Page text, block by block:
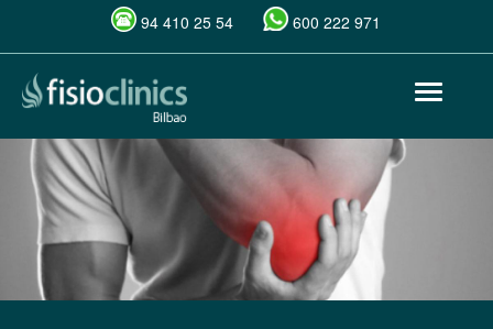
Pasar
contenido
principal
94 410 25 54 600 222 971
Toggle